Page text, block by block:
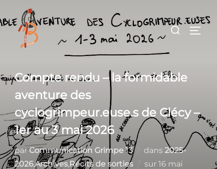
au
contenu
Rechercher :
Compte rendu – la formidable
aventure des
cyclogrimpeur.euse.s de Clécy –
1er au 3 mai 2026
parCommunication Grimpe 13 dans 2025-
2026,Archives,Récits de sorties sur Publié
16 mai